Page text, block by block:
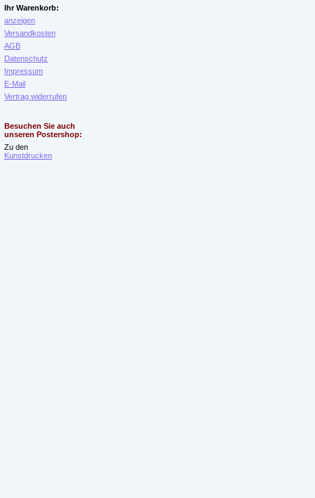
Ihr Warenkorb:
anzeigen
Versandkosten
AGB
Datenschutz
Impressum
E-Mail
Vertrag widerrufen
Besuchen Sie auch
unseren Postershop:
Zu den
Kunstdrucken